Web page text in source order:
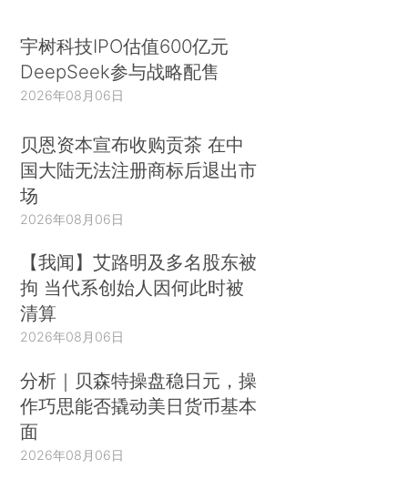
宇树科技IPO估值600亿元
DeepSeek参与战略配售
2026年08月06日
贝恩资本宣布收购贡茶 在中
国大陆无法注册商标后退出市
场
2026年08月06日
【我闻】艾路明及多名股东被
拘 当代系创始人因何此时被
清算
2026年08月06日
分析｜贝森特操盘稳日元，操
作巧思能否撬动美日货币基本
面
2026年08月06日